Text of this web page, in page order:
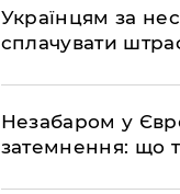
Українцям за
сплачувати
​Незабаром у
затемнення: що